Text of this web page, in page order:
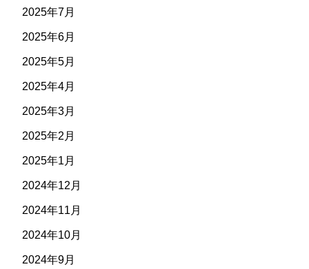
2025年7月
2025年6月
2025年5月
2025年4月
2025年3月
2025年2月
2025年1月
2024年12月
2024年11月
2024年10月
2024年9月